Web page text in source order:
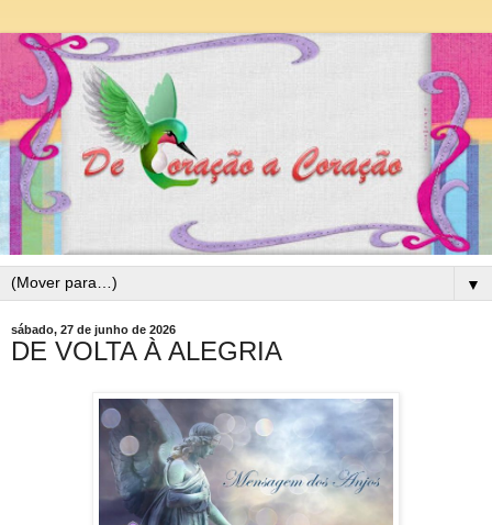
▼
sábado, 27 de junho de 2026
DE VOLTA À ALEGRIA